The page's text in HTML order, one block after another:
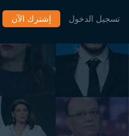
إشترك الآن تسجيل الدخول